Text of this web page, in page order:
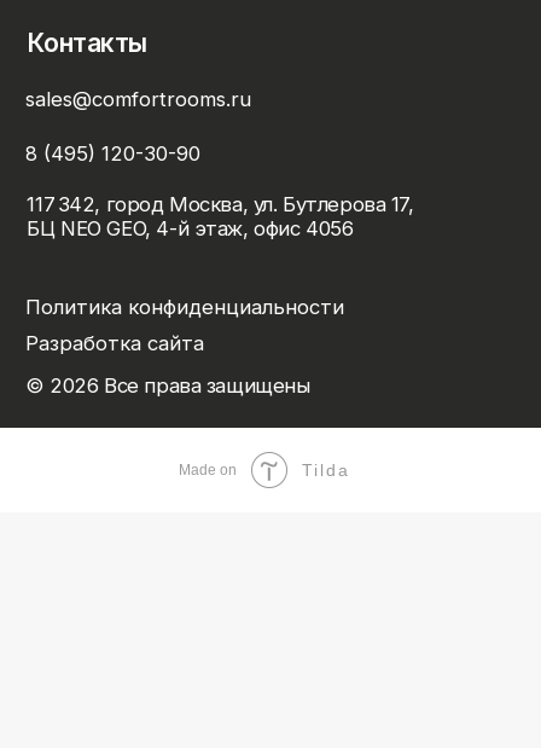
Made on Tilda